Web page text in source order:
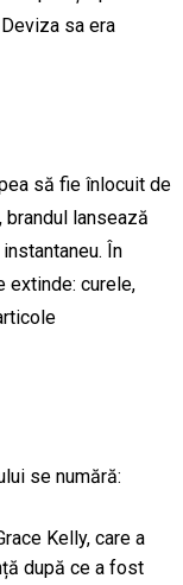
sa era
să fie înlocuit de
lansează
În
extinde: curele,
se numără:
Kelly, care a
după ce a fost